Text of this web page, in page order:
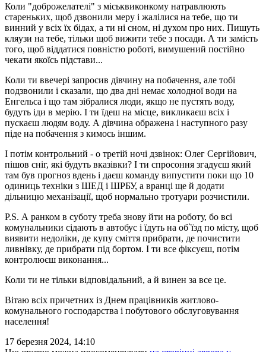
Коли "доброжелателі" з міськвиконкому натравлюють
стареньких, щоб дзвонили меру і жалілися на тебе, що ти
винний у всіх їх бідах, а ти ні сном, ні духом про них. Пишуть
кляузи на тебе, тільки щоб вижити тебе з посади. А ти замість
того, щоб віддатися повністю роботі, вимушений постійно
чекати якоїсь підстави...
Коли ти ввечері запросив дівчину на побачення, але тобі
подзвонили і сказали, що два дні немає холодної води на
Енгельса і що там зібралися люди, якщо не пустять воду,
будуть іди в мерію. І ти їдеш на місце, викликаєш всіх і
пускаєш людям воду. А дівчина ображена і наступного разу
піде на побачення з кимось іншим.
І потім контрольний - о третій ночі дзвінок: Олег Сергійович,
пішов сніг, які будуть вказівки? І ти спросоння згадуєш який
там був прогноз вдень і даєш команду випустити поки що 10
одиниць техніки з ШЕД і ШРБУ, а вранці ще й додати
дільницю механізації, щоб нормально тротуари розчистили.
P.S. А ранком в суботу треба знову йти на роботу, бо всі
комунальники сідають в автобус і їдуть на об`їзд по місту, щоб
виявити недоліки, де купу сміття прибрати, де почистити
ливнівку, де прибрати під бортом. І ти все фіксуєш, потім
контролюєш виконання...
Коли ти не тільки відповідальний, а й винен за все це.
Вітаю всіх причетних із Днем працівників житлово-
комунального господарства і побутового обслуговування
населення!
17 березня 2024, 14:10